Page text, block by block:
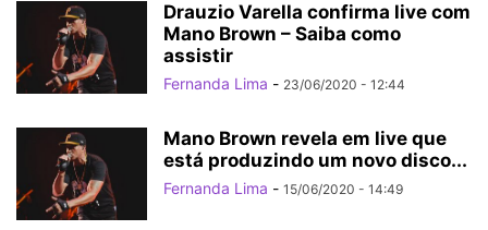
Drauzio Varella confirma live com
Mano Brown – Saiba como
assistir
Fernanda Lima - 23/06/2020 - 12:44
Mano Brown revela em live que
está produzindo um novo disco...
Fernanda Lima - 15/06/2020 - 14:49